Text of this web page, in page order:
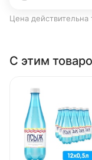
Цена действительна
С этим